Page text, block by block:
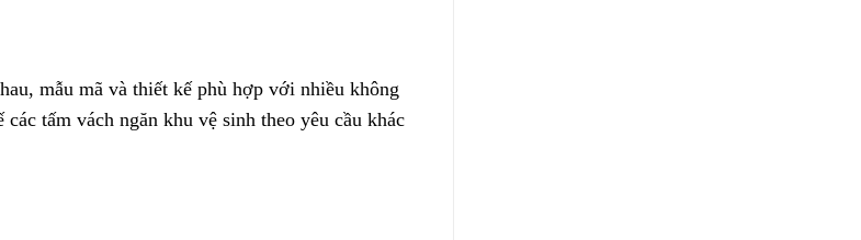
mẫu mã và thiết kế phù hợp với nhiều không
tấm vách ngăn khu vệ sinh theo yêu cầu khác